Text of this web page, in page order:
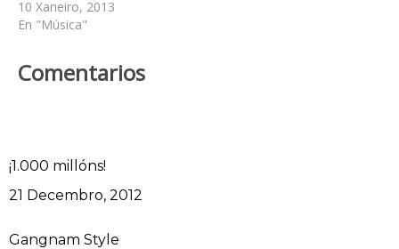
10 Xaneiro, 2013
En "Música"
Comentarios
¡1.000 millóns!
Data
21 Decembro, 2012
Gangnam Style